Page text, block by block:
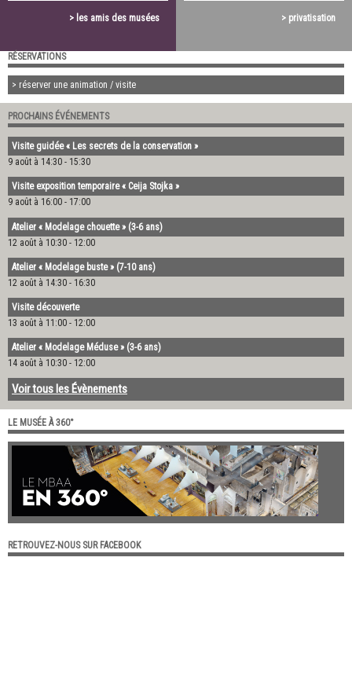
> les amis des musées > privatisation
RÉSERVATIONS
> réserver une animation / visite
PROCHAINS ÉVÉNEMENTS
Visite guidée « Les secrets de la conservation »
9 août à 14:30 - 15:30
Visite exposition temporaire « Ceija Stojka »
9 août à 16:00 - 17:00
Atelier « Modelage chouette » (3-6 ans)
12 août à 10:30 - 12:00
Atelier « Modelage buste » (7-10 ans)
12 août à 14:30 - 16:30
Visite découverte
13 août à 11:00 - 12:00
Atelier « Modelage Méduse » (3-6 ans)
14 août à 10:30 - 12:00
Voir tous les Évènements
LE MUSÉE À 360°
RETROUVEZ-NOUS SUR FACEBOOK